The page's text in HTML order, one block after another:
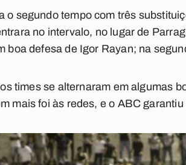
o segundo tempo com três
no intervalo, no lugar de
boa defesa de Igor Rayan; na
times se alternaram em algumas
mais foi às redes, e o ABC